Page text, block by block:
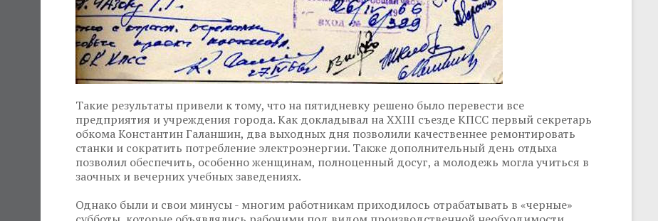
Такие результаты привели к тому, что на пятидневку решено было перевести все
предприятия и учреждения города. Как докладывал на XXIII съезде КПСС первый секретарь
обкома Константин Галаншин, два выходных дня позволили качественнее ремонтировать
станки и сократить потребление электроэнергии. Также дополнительный день отдыха
позволил обеспечить, особенно женщинам, полноценный досуг, а молодежь могла учиться в
заочных и вечерних учебных заведениях.
Однако были и свои минусы - многим работникам приходилось отрабатывать в «черные»